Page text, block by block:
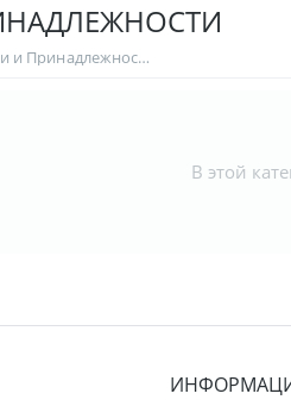
Напольные Сетевые Розетки и Принадлежности
В этой